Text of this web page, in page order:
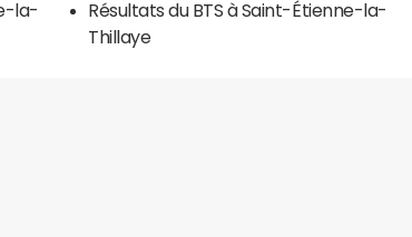
la-
Résultats du BTS à Saint-Étienne-la-
Thillaye